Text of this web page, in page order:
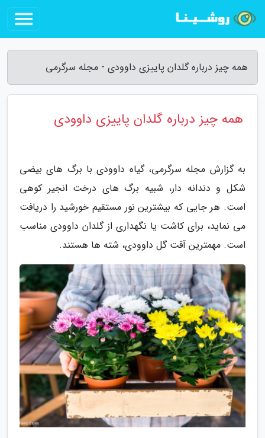
همه چیز درباره گلدان پاییزی داوودی - مجله سرگرمی
همه چیز درباره گلدان پاییزی داوودی
به گزارش مجله سرگرمی، گیاه داوودی با برگ های بیضی
شکل و دندانه دار، شبیه برگ های درخت انجیر کوهی
است. هر جایی که بیشترین نور مستقیم خورشید را دریافت
می نماید، برای کاشت یا نگهداری از گلدان داوودی مناسب
است. مهمترین آفت گل داوودی، شته ها هستند.